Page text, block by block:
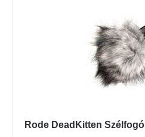
Rode DeadKitten Szélfogó